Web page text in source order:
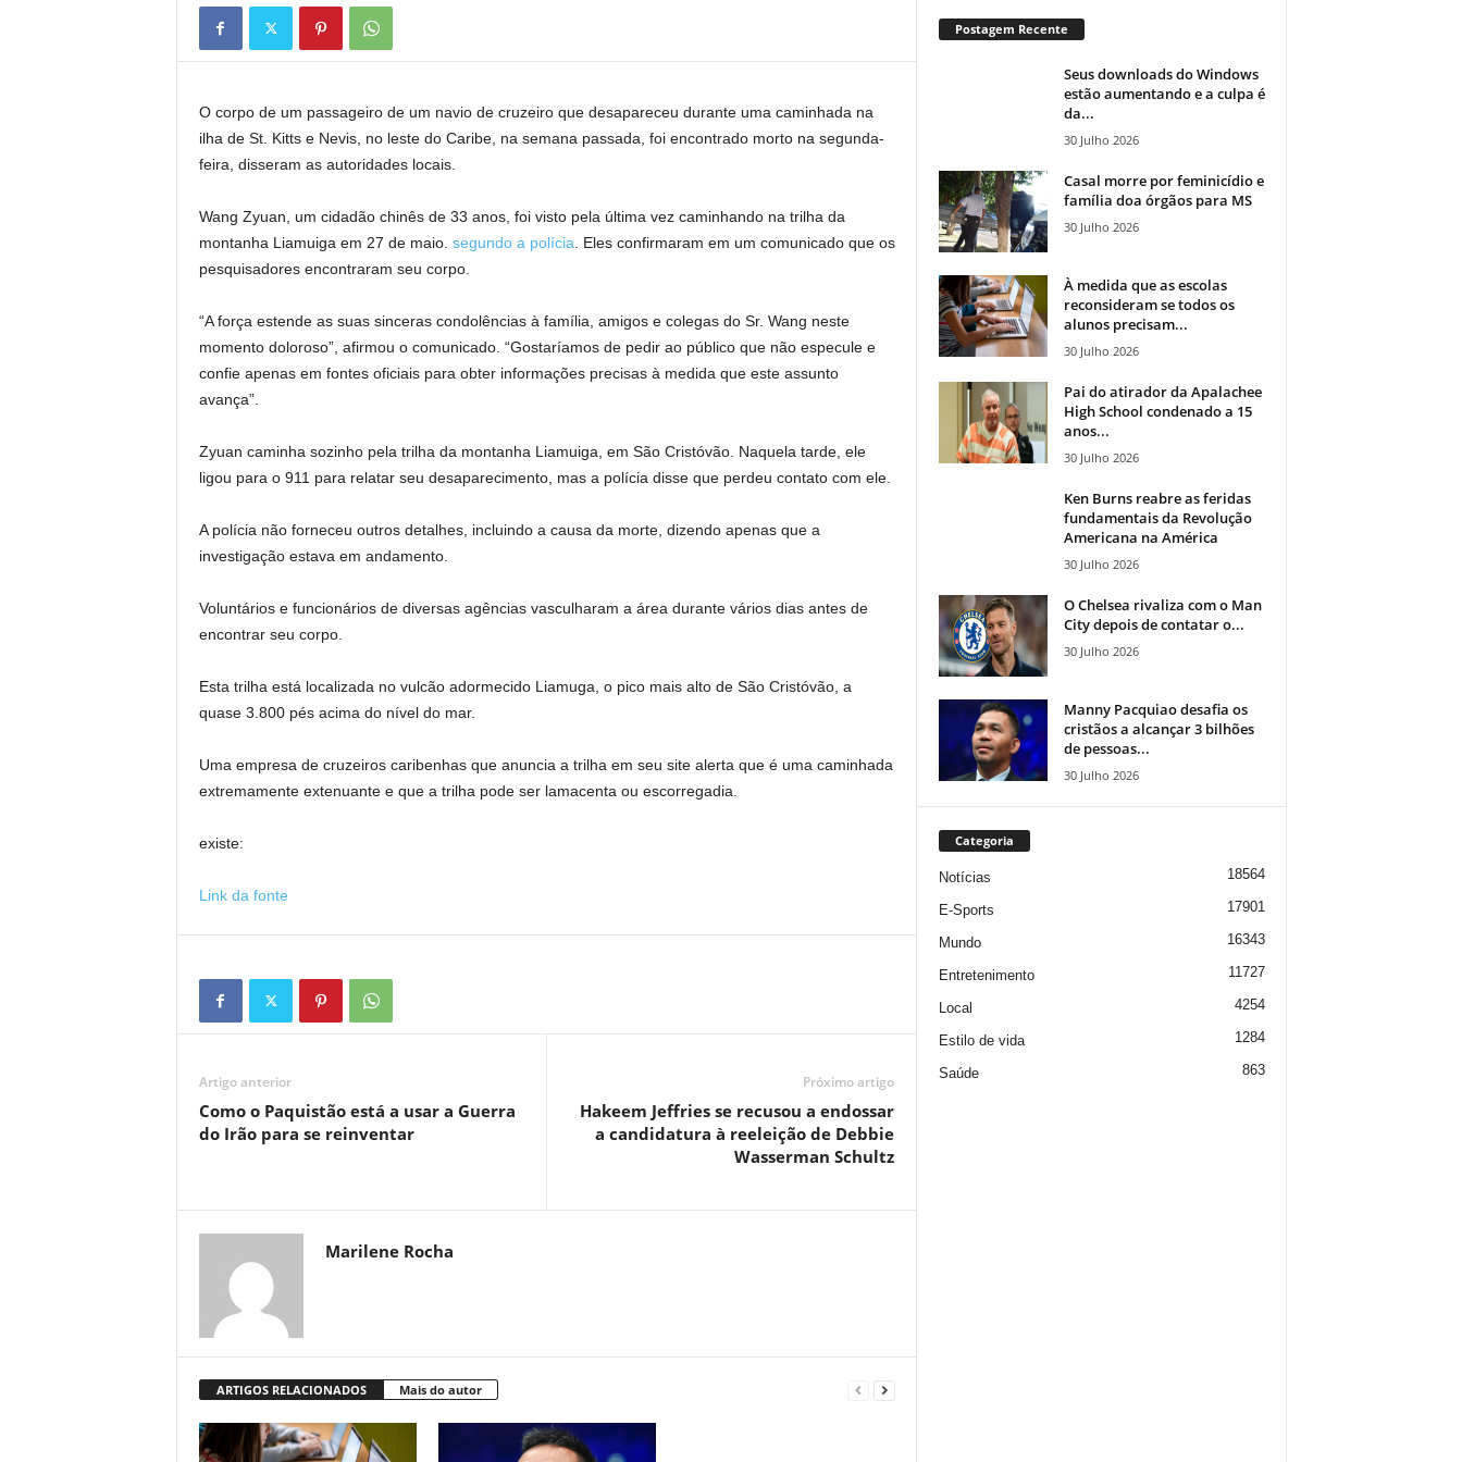
O corpo de um passageiro de um navio de cruzeiro que desapareceu durante uma caminhada na
ilha de St. Kitts e Nevis, no leste do Caribe, na semana passada, foi encontrado morto na segunda-
feira, disseram as autoridades locais.
Wang Zyuan, um cidadão chinês de 33 anos, foi visto pela última vez caminhando na trilha da
montanha Liamuiga em 27 de maio. segundo a polícia . Eles confirmaram em um comunicado que os
pesquisadores encontraram seu corpo.
“A força estende as suas sinceras condolências à família, amigos e colegas do Sr. Wang neste
momento doloroso”, afirmou o comunicado. “Gostaríamos de pedir ao público que não especule e
confie apenas em fontes oficiais para obter informações precisas à medida que este assunto
avança”.
Zyuan caminha sozinho pela trilha da montanha Liamuiga, em São Cristóvão. Naquela tarde, ele
ligou para o 911 para relatar seu desaparecimento, mas a polícia disse que perdeu contato com ele.
A polícia não forneceu outros detalhes, incluindo a causa da morte, dizendo apenas que a
investigação estava em andamento.
Voluntários e funcionários de diversas agências vasculharam a área durante vários dias antes de
encontrar seu corpo.
Esta trilha está localizada no vulcão adormecido Liamuga, o pico mais alto de São Cristóvão, a
quase 3.800 pés acima do nível do mar.
Uma empresa de cruzeiros caribenhas que anuncia a trilha em seu site alerta que é uma caminhada
extremamente extenuante e que a trilha pode ser lamacenta ou escorregadia.
existe:
Link da fonte
Artigo anterior
Como o Paquistão está a usar a Guerra
do Irão para se reinventar
Próximo artigo
Hakeem Jeffries se recusou a endossar
a candidatura à reeleição de Debbie
Wasserman Schultz
Marilene Rocha
ARTIGOS RELACIONADOS Mais do autor
Postagem Recente
Seus downloads do Windows
estão aumentando e a culpa é
da...
30 Julho 2026
Casal morre por feminicídio e
família doa órgãos para MS
30 Julho 2026
À medida que as escolas
reconsideram se todos os
alunos precisam...
30 Julho 2026
Pai do atirador da Apalachee
High School condenado a 15
anos...
30 Julho 2026
Ken Burns reabre as feridas
fundamentais da Revolução
Americana na América
30 Julho 2026
O Chelsea rivaliza com o Man
City depois de contatar o...
30 Julho 2026
Manny Pacquiao desafia os
cristãos a alcançar 3 bilhões
de pessoas...
30 Julho 2026
Categoria
Notícias 18564
E-Sports 17901
Mundo 16343
Entretenimento 11727
Local 4254
Estilo de vida 1284
Saúde 863